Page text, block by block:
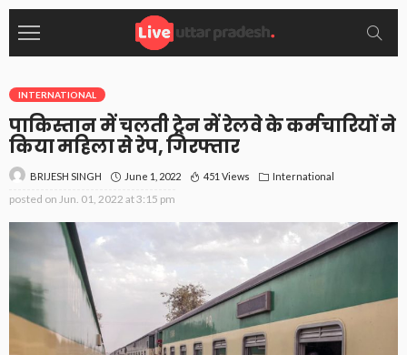
INTERNATIONAL
पाकिस्तान में चलती ट्रेन में रेलवे के कर्मचारियों ने
किया महिला से रेप, गिरफ्तार
BRIJESH SINGH June 1, 2022 451 Views International
posted on Jun. 01, 2022 at 3:15 pm